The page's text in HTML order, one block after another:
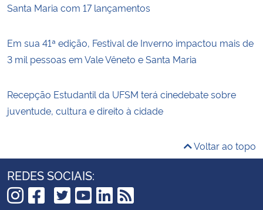
Santa Maria com 17 lançamentos
Em sua 41ª edição, Festival de Inverno impactou mais de
3 mil pessoas em Vale Vêneto e Santa Maria
Recepção Estudantil da UFSM terá cinedebate sobre
juventude, cultura e direito à cidade
Voltar ao topo
REDES SOCIAIS: